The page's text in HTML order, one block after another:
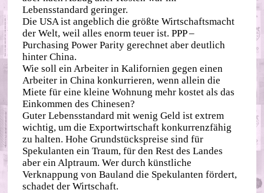
Lebensstandard geringer.
Die USA ist angeblich die größte Wirtschaftsmacht
der Welt, weil alles enorm teuer ist. PPP –
Purchasing Power Parity gerechnet aber deutlich
hinter China.
Wie soll ein Arbeiter in Kalifornien gegen einen
Arbeiter in China konkurrieren, wenn allein die
Miete für eine kleine Wohnung mehr kostet als das
Einkommen des Chinesen?
Guter Lebensstandard mit wenig Geld ist extrem
wichtig, um die Exportwirtschaft konkurrenzfähig
zu halten. Hohe Grundstückspreise sind für
Spekulanten ein Traum, für den Rest des Landes
aber ein Alptraum. Wer durch künstliche
Verknappung von Bauland die Spekulanten fördert,
schadet der Wirtschaft.